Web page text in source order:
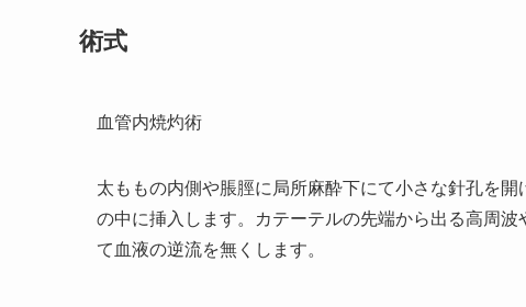
術式
血管内焼灼術
太ももの内側や脹脛に局所麻酔下にて小さな針孔を
の中に挿入します。カテーテルの先端から出る高周
て血液の逆流を無くします。